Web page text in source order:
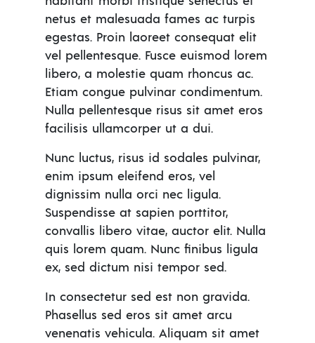
netus et malesuada fames ac turpis
egestas. Proin laoreet consequat elit
vel pellentesque. Fusce euismod lorem
libero, a molestie quam rhoncus ac.
Etiam congue pulvinar condimentum.
Nulla pellentesque risus sit amet eros
facilisis ullamcorper ut a dui.
Nunc luctus, risus id sodales pulvinar,
enim ipsum eleifend eros, vel
dignissim nulla orci nec ligula.
Suspendisse at sapien porttitor,
convallis libero vitae, auctor elit. Nulla
quis lorem quam. Nunc finibus ligula
ex, sed dictum nisi tempor sed.
In consectetur sed est non gravida.
Phasellus sed eros sit amet arcu
venenatis vehicula. Aliquam sit amet